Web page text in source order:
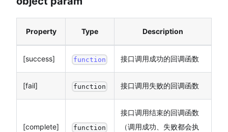
Property Type Description
[success] function 接口调用成功的回调函数
[fail] function 接口调用失败的回调函数
[complete] function
接口调用结束的回调函数
（调用成功、失败都会执